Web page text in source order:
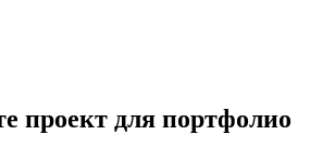
проект для портфолио